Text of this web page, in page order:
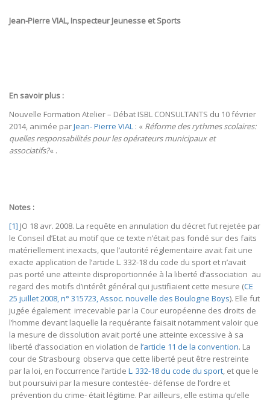
Jean-Pierre VIAL, Inspecteur Jeunesse et Sports
En savoir plus :
Nouvelle Formation Atelier – Débat ISBL CONSULTANTS du 10 février
2014, animée parJean- Pierre VIAL : « Réforme des rythmes scolaires:
quelles responsabilités pour les opérateurs municipaux et
associatifs?« .
Notes :
[1] JO 18 avr. 2008. La requête en annulation du décret fut rejetée par
le Conseil d’Etat au motif que ce texte n’était pas fondé sur des faits
matériellement inexacts, que l’autorité réglementaire avait fait une
exacte application de l’article L. 332-18 du code du sport et n’avait
pas porté une atteinte disproportionnée à la liberté d’association au
regard des motifs d’intérêt général qui justifiaient cette mesure (CE
25 juillet 2008, n° 315723, Assoc. nouvelle des Boulogne Boys). Elle fut
jugée également irrecevable par la Cour européenne des droits de
l’homme devant laquelle la requérante faisait notamment valoir que
la mesure de dissolution avait porté une atteinte excessive à sa
liberté d’association en violation de l’article 11 de la convention. La
cour de Strasbourg observa que cette liberté peut être restreinte
par la loi, en l’occurrence l’article L. 332-18 du code du sport , et que le
but poursuivi par la mesure contestée- défense de l’ordre et
prévention du crime- était légitime. Par ailleurs, elle estima qu’elle